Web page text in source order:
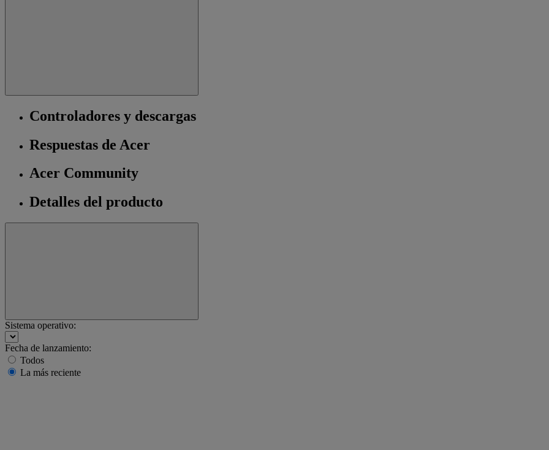
Controladores y descargas
Respuestas de Acer
Acer Community
Detalles del producto
Sistema operativo:
Fecha de lanzamiento:
Todos
La más reciente